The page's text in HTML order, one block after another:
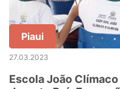
Piaui
27.03.2023
Escola João